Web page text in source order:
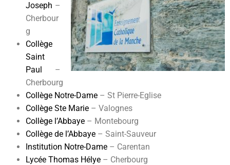
Joseph –
Cherbour
g
Collège
Saint
Paul –
Cherbourg
Collège Notre-Dame – St Pierre-Eglise
Collège Ste Marie – Valognes
Collège l’Abbaye – Montebourg
Collège de l’Abbaye – Saint-Sauveur
Institution Notre-Dame – Carentan
Lycée Thomas Hélye – Cherbourg